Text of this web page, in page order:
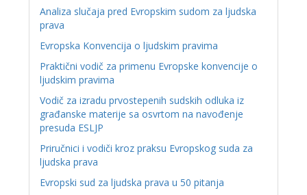
Analiza slučaja pred Evropskim sudom za ljudska
prava
Evropska Konvencija o ljudskim pravima
Praktični vodič za primenu Evropske konvencije o
ljudskim pravima
Vodič za izradu prvostepenih sudskih odluka iz
građanske materije sa osvrtom na navođenje
presuda ESLJP
Priručnici i vodiči kroz praksu Evropskog suda za
ljudska prava
Evropski sud za ljudska prava u 50 pitanja